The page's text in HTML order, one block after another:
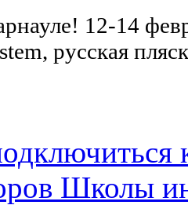
12-14
русская
Школы